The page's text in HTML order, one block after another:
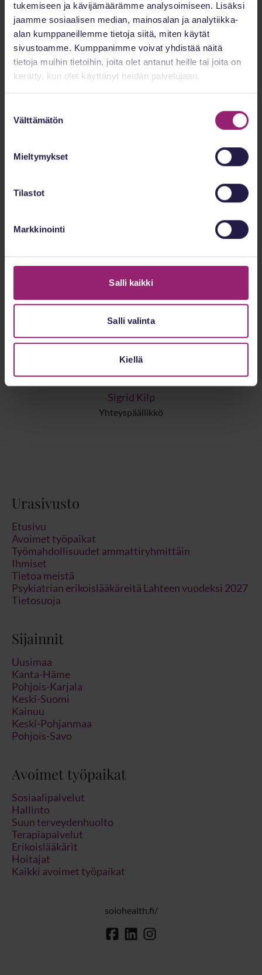
tukemiseen ja kävijämäärämme analysoimiseen. Lisäksi
jaamme sosiaalisen median, mainosalan ja analytiikka-
alan kumppaneillemme tietoja siitä, miten käytät
sivustoamme. Kumppanimme voivat yhdistää näitä
tietoja muihin tietoihin, joita olet antanut heille tai joita on
kerätty, kun olet käyttänyt heidän palvelujaan.
valinta
Välttämätön
Mieltymykset
Tilastot
Markkinointi
Salli kaikki
Salli valinta
Kiellä
Rosa Forsten
Aluepäällikkö
Sigrid Kilp
Yhteyspäällikkö
Urasivusto
Etusivu
Avoimet työpaikat
Työmahdollisuudet ammattiryhmittäin
Ihmiset
Tietoa meistä
Psykiatrian erikoislääkäreitä Lahteen vuodeksi 2027
Tietosuoja
Sijainnit
Uusimaa
Kanta-Häme
Pohjois-Karjala
Keski-Suomi
Kainuu
Keski-Pohjanmaa
Pohjois-Savo
Avoimet työpaikat
Sosiaalipalvelut
Hallinto
Suun terveydenhuolto
Terapiapalvelut
Erikoislääkärit
Hoitajat
Kaikki avoimet työpaikat
solohealth.fi/